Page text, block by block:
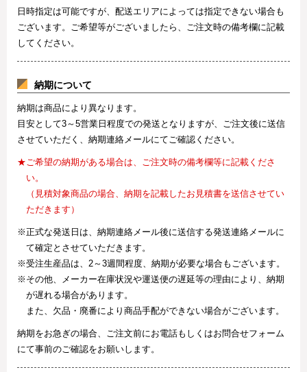
日時指定は可能ですが、配送エリアによっては指定できない場合も
ございます。ご希望等がございましたら、ご注文時の備考欄に記載
してください。
納期について
納期は商品により異なります。
目安として3～5営業日程度での発送となりますが、ご注文後に送信
させていただく、納期連絡メールにてご確認ください。
★ご希望の納期がある場合は、ご注文時の備考欄等に記載くださ
い。
（見積対象商品の場合、納期を記載したお見積書を送信させてい
ただきます）
※正式な発送日は、納期連絡メール後に送信する発送連絡メールに
て確定とさせていただきます。
※受注生産品は、2～3週間程度、納期が必要な場合もございます。
※その他、メーカー在庫状況や運送便の遅延等の理由により、納期
が遅れる場合があります。
また、欠品・廃番により商品手配ができない場合がございます。
納期をお急ぎの場合、ご注文前にお電話もしくはお問合せフォーム
にて事前のご確認をお願いします。